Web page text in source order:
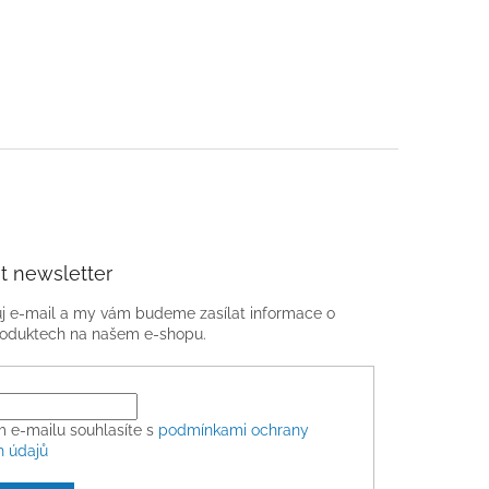
newsletter
e-mail a my vám budeme zasílat informace o
na našem e-shopu.
e-mailu souhlasíte s podmínkami ochrany
údajů